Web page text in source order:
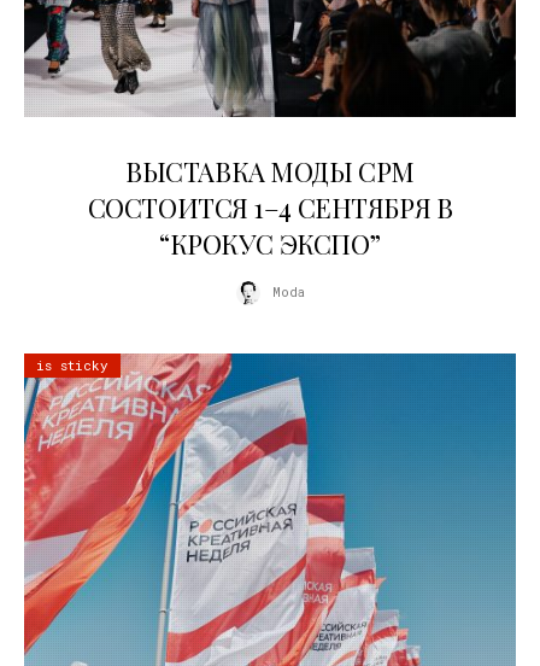
ВЫСТАВКА МОДЫ CPM
СОСТОИТСЯ 1–4 СЕНТЯБРЯ В
“КРОКУС ЭКСПО”
Moda
is sticky